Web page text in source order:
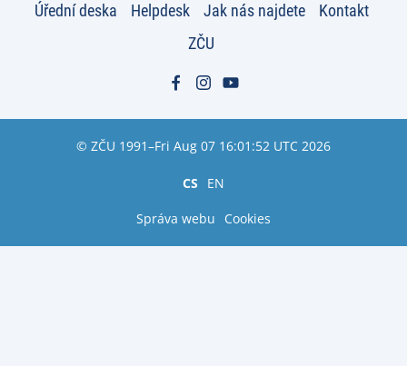
Úřední deska Helpdesk Jak nás najdete
Kontakt
ZČU
© ZČU 1991–Fri Aug 07 16:01:52 UTC 2026
CS EN
Správa webu Cookies